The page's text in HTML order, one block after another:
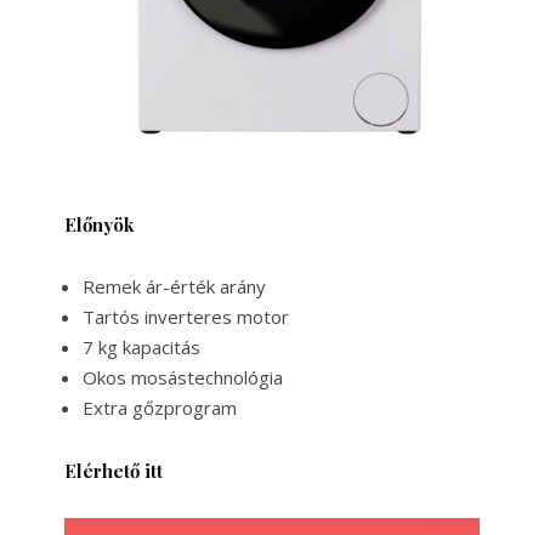
Előnyök
Remek ár-érték arány
Tartós inverteres motor
7 kg kapacitás
Okos mosástechnológia
Extra gőzprogram
Elérhető itt